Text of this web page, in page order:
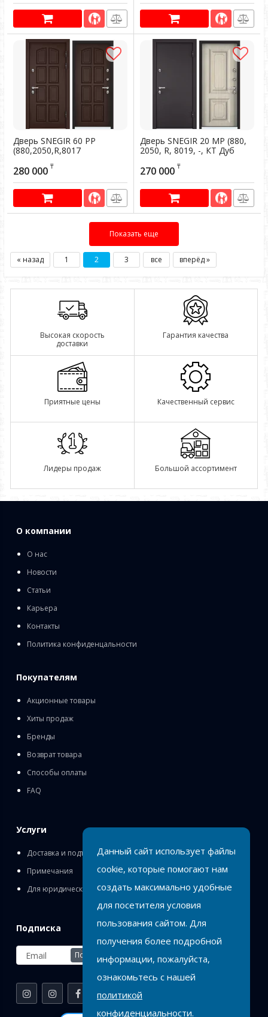
Артикул: 200731 Артикул: 200556
Дверь SNEGIR 60 РР
(880,2050,R,8017
6,Коричневый, TS6 хром
Артикул: 200449
280 000 ₸
Дверь SNEGIR 20 МР (880,
2050, R, 8019, -, КТ Дуб
бежевый, S20-02, хром,
НАКЛ,-,-) (RAL 8019)
Артикул: 200410
270 000 ₸
Показать еще
« назад 1 2 3 все вперёд »
Высокая скорость
доставки
Гарантия качества
Приятные цены Качественный сервис
Лидеры продаж Большой ассортимент
О компании
О нас
Новости
Статьи
Карьера
Контакты
Политика конфиденцальности
Покупателям
Акционные товары
Хиты продаж
Бренды
Возврат товара
Способы оплаты
FAQ
Услуги
Доставка и подъём
Примечания
Для юридических лиц
Подписка
Подписаться
Данный сайт использует файлы
cookie, которые помогают нам
создать максимально удобные
для посетителя условия
пользования сайтом. Для
получения более подробной
информации, пожалуйста,
ознакомьтесь с нашей
политикой
конфиденциальности.